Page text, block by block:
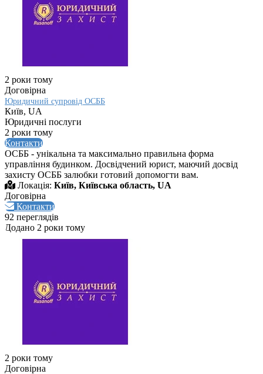
2 роки тому
Договірна
Юридичний супровід ОСББ
Київ, UA
Юридичні послуги
2 роки тому
Контакти
ОСББ - унікальна та максимально правильна форма
управління будинком. Досвідчений юрист, маючий досвід
захисту ОСББ залюбки готовий допомогти вам.
Локація: Київ, Київська область, UA
Договірна
Контакти
92 переглядів
Додано 2 роки тому
2 роки тому
Договірна